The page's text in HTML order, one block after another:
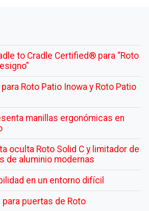
to Cradle Certified® para “Roto
Roto Patio Inowa y Roto Patio
manillas ergonómicas en
oculta Roto Solid C y limitador de
de aluminio modernas
en un entorno difícil
puertas de Roto